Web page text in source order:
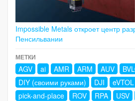
Impossible Metals откроет центр
Пенсильвании
МЕТКИ
AGV ai AMR ARM AUV
DIY (своими руками)
DJI eVTOL
pick-and-place
ROV RPA USV